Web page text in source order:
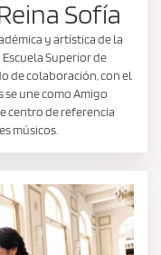
Sofía
y artística de la
Superior de
de colaboración, con el
une como Amigo
centro de referencia
músicos.